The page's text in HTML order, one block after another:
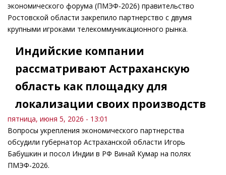
экономического форума (ПМЭФ-2026) правительство
Ростовской области закрепило партнерство с двумя
крупными игроками телекоммуникационного рынка.
Индийские компании
рассматривают Астраханскую
область как площадку для
локализации своих производств
пятница, июня 5, 2026 - 13:01
Вопросы укрепления экономического партнерства
обсудили губернатор Астраханской области Игорь
Бабушкин и посол Индии в РФ Винай Кумар на полях
ПМЭФ-2026.